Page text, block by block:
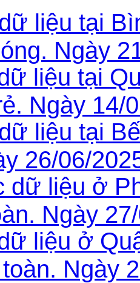
liệu tại
Ngày
liệu tại
Ngày 14/
liệu tại
26/06/
dữ liệu ở
Ngày
liệu ở
Ngày